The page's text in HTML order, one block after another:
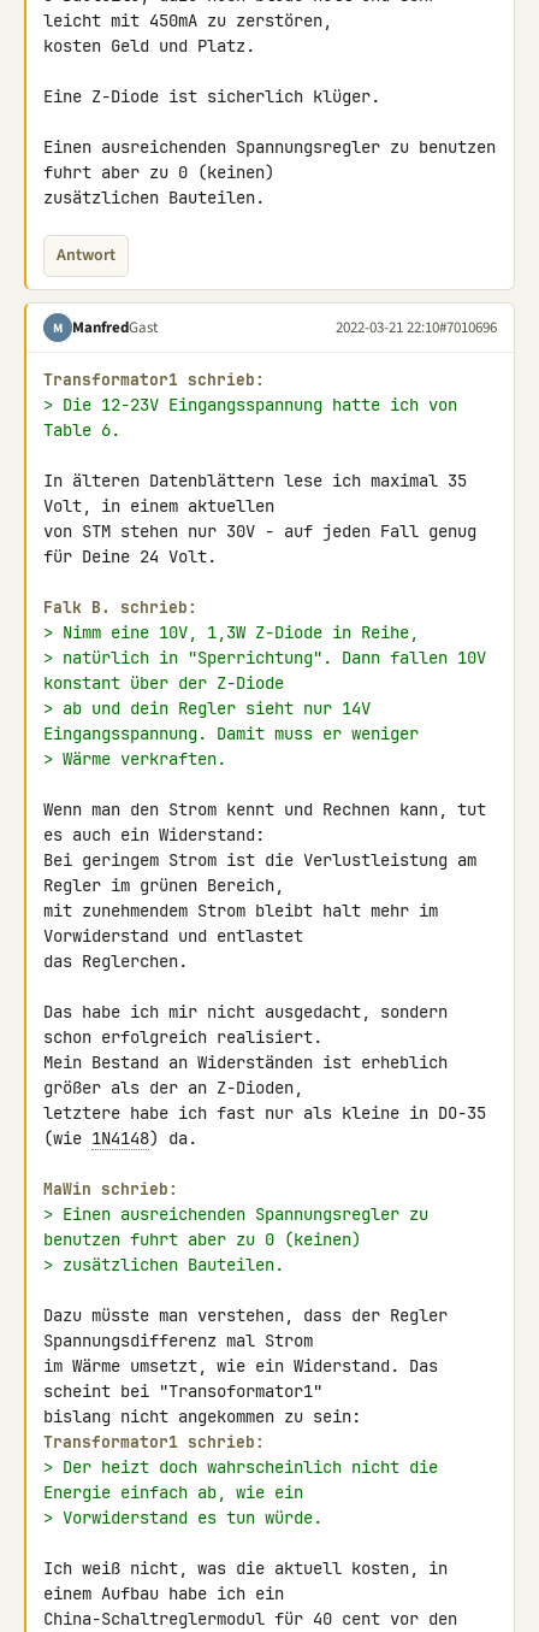
leicht mit 450mA zu zerstören,
kosten Geld und Platz.
Eine Z-Diode ist sicherlich klüger.
Einen ausreichenden Spannungsregler zu benutzen
fuhrt aber zu 0 (keinen)
zusätzlichen Bauteilen.
Antwort
M ManfredGast 2022-03-21 22:10#7010696
Transformator1 schrieb:
> Die 12-23V Eingangsspannung hatte ich von
Table 6.
In älteren Datenblättern lese ich maximal 35
Volt, in einem aktuellen
von STM stehen nur 30V - auf jeden Fall genug
für Deine 24 Volt.
Falk B. schrieb:
> Nimm eine 10V, 1,3W Z-Diode in Reihe,
> natürlich in "Sperrichtung". Dann fallen 10V
konstant über der Z-Diode
> ab und dein Regler sieht nur 14V
Eingangsspannung. Damit muss er weniger
> Wärme verkraften.
Wenn man den Strom kennt und Rechnen kann, tut
es auch ein Widerstand:
Bei geringem Strom ist die Verlustleistung am
Regler im grünen Bereich,
mit zunehmendem Strom bleibt halt mehr im
Vorwiderstand und entlastet
das Reglerchen.
Das habe ich mir nicht ausgedacht, sondern
schon erfolgreich realisiert.
Mein Bestand an Widerständen ist erheblich
größer als der an Z-Dioden,
letztere habe ich fast nur als kleine in DO-35
(wie 1N4148) da.
MaWin schrieb:
> Einen ausreichenden Spannungsregler zu
benutzen fuhrt aber zu 0 (keinen)
> zusätzlichen Bauteilen.
Dazu müsste man verstehen, dass der Regler
Spannungsdifferenz mal Strom
im Wärme umsetzt, wie ein Widerstand. Das
scheint bei "Transoformator1"
Transformator1 schrieb:
> Der heizt doch wahrscheinlich nicht die
Energie einfach ab, wie ein
> Vorwiderstand es tun würde.
Ich weiß nicht, was die aktuell kosten, in
einem Aufbau habe ich ein
China-Schaltreglermodul für 40 cent vor den